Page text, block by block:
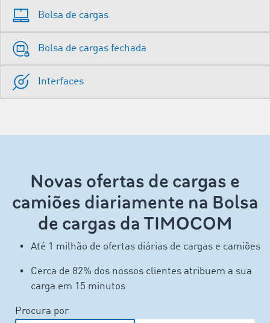
Bolsa de cargas
Bolsa de cargas fechada
Interfaces
Novas ofertas de cargas e
camiões diariamente na Bolsa
de cargas da TIMOCOM
Até 1 milhão de ofertas diárias de cargas e camiões
Cerca de 82% dos nossos clientes atribuem a sua
carga em 15 minutos
Procura por